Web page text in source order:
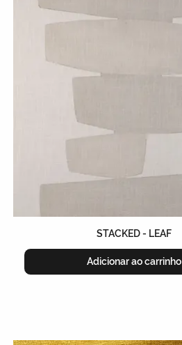
STACKED - LEAF
Adicionar ao carrinho